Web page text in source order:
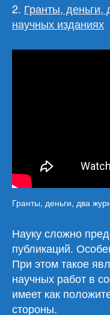
2. Гранты,
научных изданиях
Гранты, деньги, два
Науку сложно
публикаций.
При этом такое
научных работ в
имеет как
стороны.